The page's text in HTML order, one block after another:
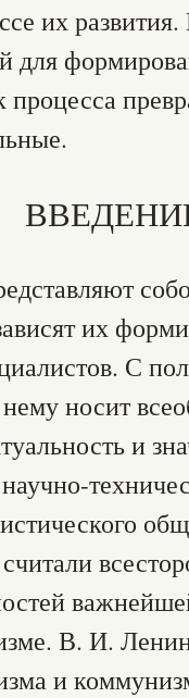
их
для
процесса
их
С
нему носит
и
В. И.
и